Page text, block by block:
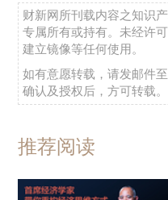
财新网所刊载内容之知识
专属所有或持有。未经许
建立镜像等任何使用。
如有意愿转载，请发邮件至
确认及授权后，方可转载。
推荐阅读